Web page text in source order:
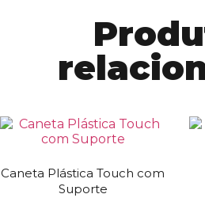
Caneta Plástica Touch com
Suporte